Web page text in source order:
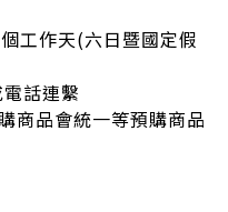
工作天(六日暨國定假
話連繫
商品會統一等預購商品